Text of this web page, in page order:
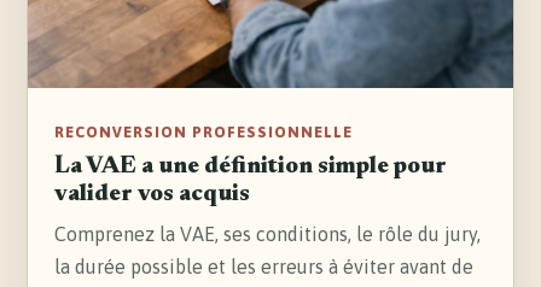
RECONVERSION PROFESSIONNELLE
La VAE a une définition simple pour
valider vos acquis
Comprenez la VAE, ses conditions, le rôle du jury,
la durée possible et les erreurs à éviter avant de